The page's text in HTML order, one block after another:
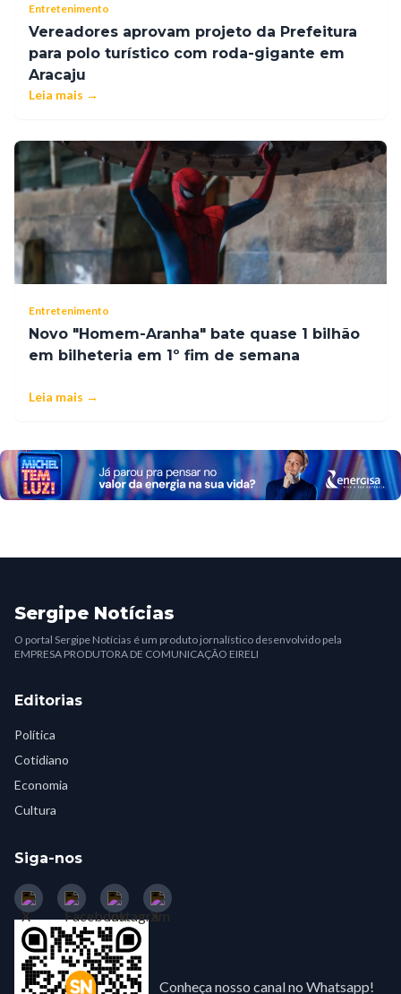
Entretenimento
Vereadores aprovam projeto da Prefeitura
para polo turístico com roda-gigante em
Aracaju
Leia mais →
Entretenimento
Novo "Homem-Aranha" bate quase 1 bilhão
em bilheteria em 1º fim de semana
Leia mais →
Sergipe Notícias
O portal Sergipe Notícias é um produto jornalístico desenvolvido pela
EMPRESA PRODUTORA DE COMUNICAÇÃO EIRELI
Editorias
Política
Cotidiano
Economia
Cultura
Siga-nos
Conheça nosso canal no Whatsapp!